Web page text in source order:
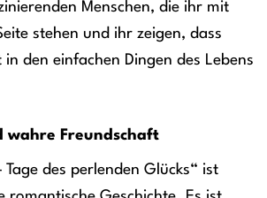
Menschen, die ihr mit
stehen und ihr zeigen, dass
den einfachen Dingen des Lebens
wahre Freundschaft
Tage des perlenden Glücks“ ist